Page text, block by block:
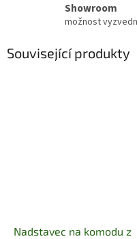
Showroom
možnost
Související produkty
Nadstavec na komodu z